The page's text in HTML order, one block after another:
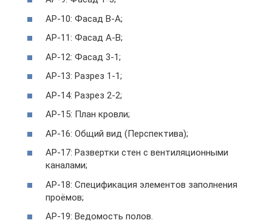
АР-10: Фасад В-А;
АР-11: Фасад А-В;
АР-12: Фасад 3-1;
АР-13: Разрез 1-1;
АР-14: Разрез 2-2;
АР-15: План кровли;
АР-16: Общий вид (Перспектива);
АР-17: Развертки стен с вентиляционными
каналами;
АР-18: Спецификация элементов заполнения
проёмов;
АР-19: Ведомость полов.